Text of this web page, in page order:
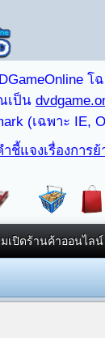
โ
เป็น
(เฉพาะ IE,
ชี้แจงเรื่องการย้
มเปิดร้านค้าออนไลน์